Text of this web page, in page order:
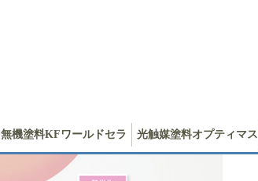
無機塗料KFワールドセラ 光触媒塗料オプティマス